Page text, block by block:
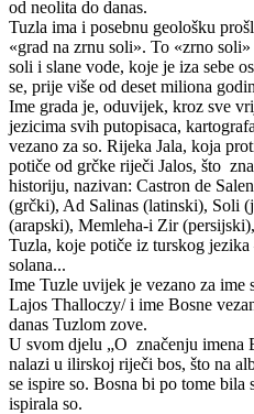
od neolita do danas.
Tuzla ima i posebnu geološku
«grad na zrnu soli». To «zrno
soli i slane vode, koje je iza sebe
se, prije više od deset miliona
Ime grada je, oduvijek, kroz sve
jezicima svih putopisaca,
vezano za so. Rijeka Jala, koja
potiče od grčke riječi Jalos, što
historiju, nazivan: Castron de
(grčki), Ad Salinas (latinski), Soli
(arapski), Memleha-i Zir
Tuzla, koje potiče iz turskog
solana...
Ime Tuzle uvijek je vezano za
Lajos Thalloczy/ i ime Bosne
danas Tuzlom zove.
U svom djelu „O značenju imena
nalazi u ilirskoj riječi bos, što na
se ispire so. Bosna bi po tome bila
ispirala so.